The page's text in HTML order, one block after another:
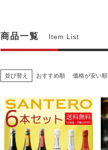
商品一覧 Item List
並び替え おすすめ順 価格が安い順